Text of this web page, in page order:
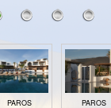
PAROS PAROS